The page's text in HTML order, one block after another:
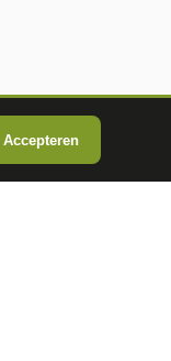
Accepteren